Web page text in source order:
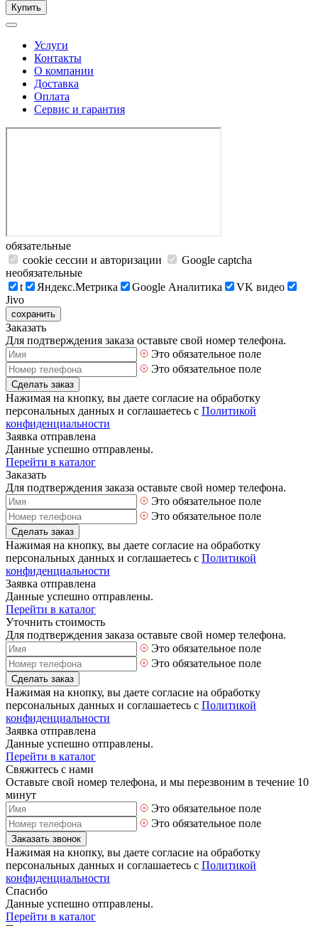
Купить
Услуги
Контакты
О компании
Доставка
Оплата
Сервис и гарантия
обязательные
cookie сессии и авторизации
Google captcha
необязательные
t
Яндекс.Метрика Google Аналитика
VK видео
Jivo
сохранить
Заказать
Для подтверждения заказа оставьте свой номер телефона.
Это обязательное поле
Это обязательное поле
Сделать заказ
Нажимая на кнопку, вы даете согласие на обработку
персональных данных и соглашаетесь с Политикой
конфиденциальности
Заявка отправлена
Данные успешно отправлены.
Перейти в каталог
Заказать
Для подтверждения заказа оставьте свой номер телефона.
Это обязательное поле
Это обязательное поле
Сделать заказ
Нажимая на кнопку, вы даете согласие на обработку
персональных данных и соглашаетесь с Политикой
конфиденциальности
Заявка отправлена
Данные успешно отправлены.
Перейти в каталог
Уточнить стоимость
Для подтверждения заказа оставьте свой номер телефона.
Это обязательное поле
Это обязательное поле
Сделать заказ
Нажимая на кнопку, вы даете согласие на обработку
персональных данных и соглашаетесь с Политикой
конфиденциальности
Заявка отправлена
Данные успешно отправлены.
Перейти в каталог
Свяжитесь с нами
Оставьте свой номер телефона, и мы перезвоним в течение 10
минут
Это обязательное поле
Это обязательное поле
Заказать звонок
Нажимая на кнопку, вы даете согласие на обработку
персональных данных и соглашаетесь с Политикой
конфиденциальности
Спасибо
Данные успешно отправлены.
Перейти в каталог